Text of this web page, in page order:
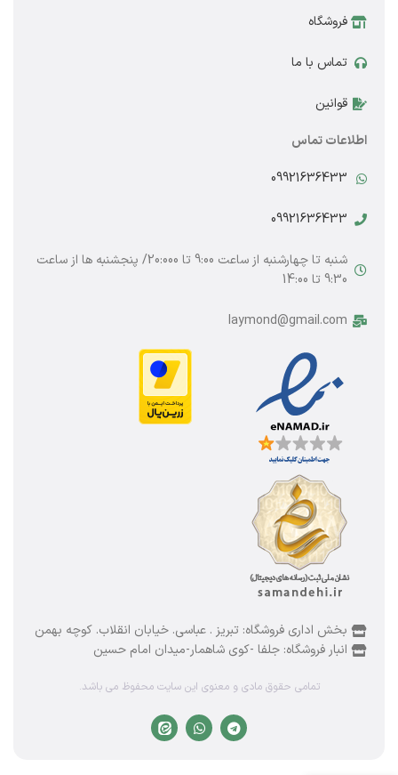
فروشگاه
تماس با ما
قوانین
اطلاعات تماس
09921636433
09921636433
شنبه تا چهارشنبه از ساعت 9:00 تا 20:000/ پنجشنبه ها از ساعت
9:30 تا 14:00
laymond@gmail.com
بخش اداری فروشگاه: تبریز . عباسی. خیابان انقلاب. کوچه بهمن
انبار فروشگاه: جلفا -کوی شاهمار-میدان امام حسین
تمامی حقوق مادی و معنوی این سایت محفوظ می باشد.